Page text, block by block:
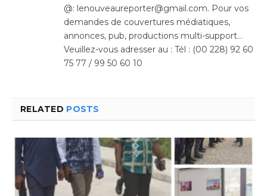
@: lenouveaureporter@gmail.com. Pour vos
demandes de couvertures médiatiques,
annonces, pub, productions multi-support…
Veuillez-vous adresser au : Tél : (00 228) 92 60
75 77 / 99 50 60 10
RELATED POSTS